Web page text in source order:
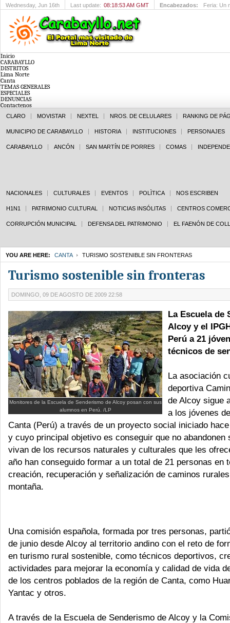
Wednesday, Jun 16th Last update: 08:18:53 AM GMT Encabezados: Feria: Un
Inicio
CARABAYLLO
DISTRITOS
Lima Norte
Canta
TEMAS GENERALES
ESPECIALES
DENUNCIAS
Contactenos
CLARO MOVISTAR NEXTEL NROS. DE CELULARES RANKING DE
MUNICIPIO DE CARABAYLLO HISTORIA INSTITUCIONES PERSONAJES
CARABAYLLO ANCÓN SAN MARTÍN DE PORRES COMAS
NACIONALES CULTURALES EVENTOS POLÌTICA NOS ESCRIBEN
H1N1 PATRIMONIO CULTURAL NOTICIAS INSÓLITAS CENTROS
CORRUPCIÓN MUNICIPAL DEFENSA DEL PATRIMONIO EL FAENÓN DE
YOU ARE HERE: CANTA TURISMO SOSTENIBLE SIN FRONTERAS
Turismo sostenible sin fronteras
DOMINGO, 09 DE AGOSTO DE 2009 22:58
Monitores de la Escuela de Senderismo de Alcoy posan con sus
alumnos en Perú. /LP
La Escuela de
Alcoy y el
Perú a 21
técnicos de
La asociación
deportiva
de Alcoy sigue
a los jóvenes
Canta (Perú) a través de un proyecto social iniciado
y cuyo principal objetivo es conseguir que no abandonen
vivan de los recursos naturales y culturales que les
año han conseguido formar a un total de 21 personas en
creación, recuperación y señalización de caminos
montaña.
Una comisión española, formada por tres personas,
de junio desde Alcoy al territorio andino con el reto de
en turismo rural sostenible, como técnicos deportivos,
actividades para mejorar la economía y calidad de vida
de los centros poblados de la región de Canta, como
Yantac y otros.
A través de la Escuela de Senderismo de Alcoy y la